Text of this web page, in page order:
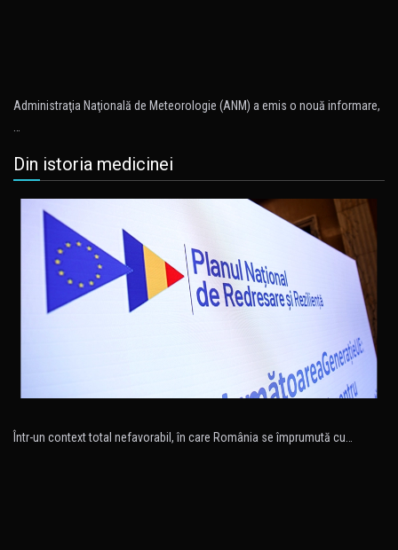
Administraţia Naţională de Meteorologie (ANM) a emis o nouă informare,
Din istoria medicinei
Într-un context total nefavorabil, în care România se împrumută cu…